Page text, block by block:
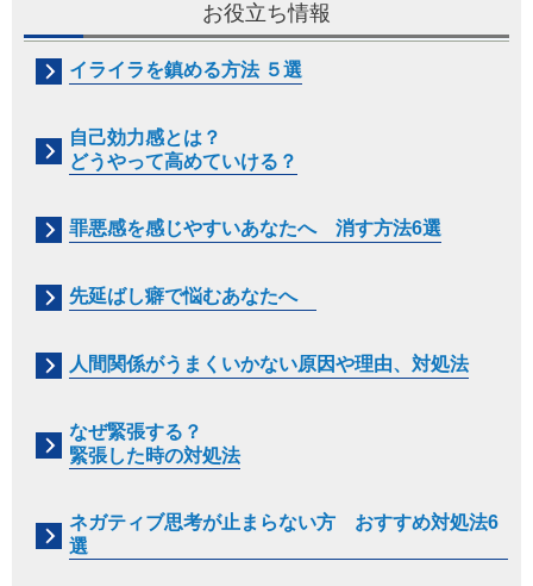
お役立ち情報
イライラを鎮める方法 ５選
自己効力感とは？
どうやって高めていける？
罪悪感を感じやすいあなたへ 消す方法6選
先延ばし癖で悩むあなたへ
人間関係がうまくいかない原因や理由、対処法
なぜ緊張する？
緊張した時の対処法
ネガティブ思考が止まらない方 おすすめ対処法6
選